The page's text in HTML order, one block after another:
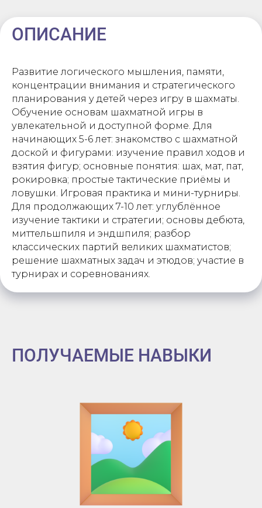
ОПИСАНИЕ
Развитие логического мышления, памяти,
концентрации внимания и стратегического
планирования у детей через игру в шахматы.
Обучение основам шахматной игры в
увлекательной и доступной форме. Для
начинающих 5-6 лет: знакомство с шахматной
доской и фигурами: изучение правил ходов и
взятия фигур; основные понятия: шах, мат, пат,
рокировка; простые тактические приёмы и
ловушки. Игровая практика и мини-турниры.
Для продолжающих 7-10 лет: углублённое
изучение тактики и стратегии; основы дебюта,
миттельшпиля и эндшпиля; разбор
классических партий великих шахматистов;
решение шахматных задач и этюдов; участие в
турнирах и соревнованиях.
ПОЛУЧАЕМЫЕ НАВЫКИ